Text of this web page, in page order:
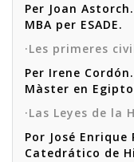
Per Joan
MBA per ESADE.
·Les primeres
Per Irene
Màster en
·Las Leyes de la
Por José
Catedrático de